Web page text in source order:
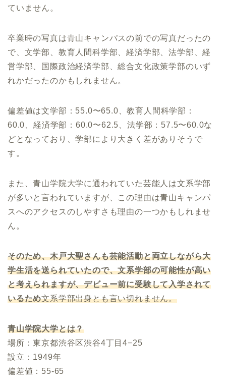
ていません。
卒業時の写真は青山キャンパスの前での写真だったの
で、文学部、教育人間科学部、経済学部、法学部、経
営学部、国際政治経済学部、総合文化政策学部のいず
れかだったのかもしれません。
偏差値は文学部：55.0〜65.0、教育人間科学部：
60.0、経済学部：60.0〜62.5、法学部：57.5〜60.0な
どとなっており、学部により大きく差がありそうで
す。
また、青山学院大学に通われていた芸能人は文系学部
が多いと言われていますが、この理由は青山キャンパ
スへのアクセスのしやすさも理由の一つかもしれませ
ん。
そのため、木戸大聖さんも芸能活動と両立しながら大
学生活を送られていたので、文系学部の可能性が高い
と考えられますが、デビュー前に受験して入学されて
いるため文系学部出身とも言い切れません。
青山学院大学とは？
場所：東京都渋谷区渋谷4丁目4−25
設立：1949年
偏差値：55-65